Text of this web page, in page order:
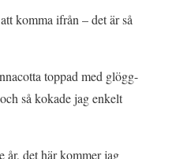
komma ifrån – det är så
toppad med glögg-
så kokade jag enkelt
år, det här kommer jag